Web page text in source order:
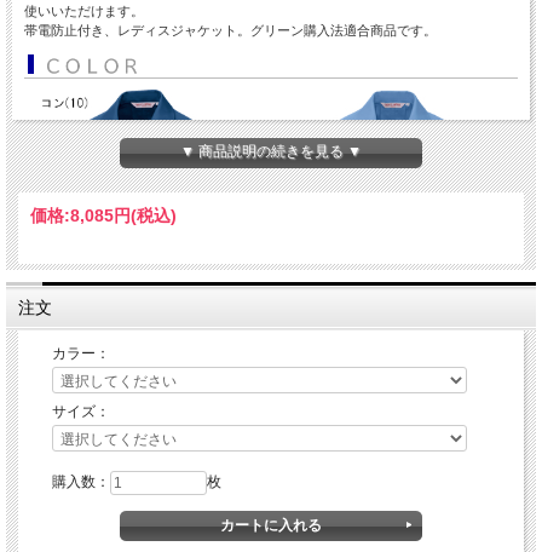
使いいただけます。
帯電防止付き、レディスジャケット。グリーン購入法適合商品です。
▼ 商品説明の続きを見る ▼
価格:8,085円(税込)
注文
カラー：
サイズ：
購入数： 枚